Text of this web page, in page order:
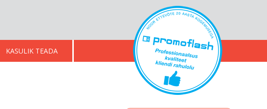
KASULIK TEADA